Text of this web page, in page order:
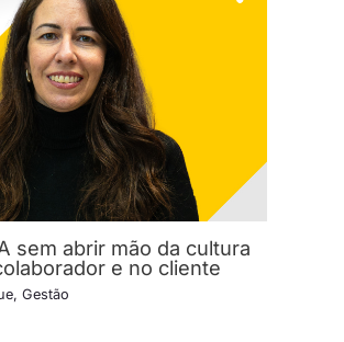
sem abrir mão da cultura
e no cliente
, Gestão